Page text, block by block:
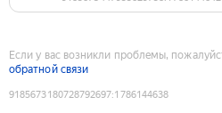
Если у вас возникли проблемы,
обратной связи
9185673180728792697:1786144638